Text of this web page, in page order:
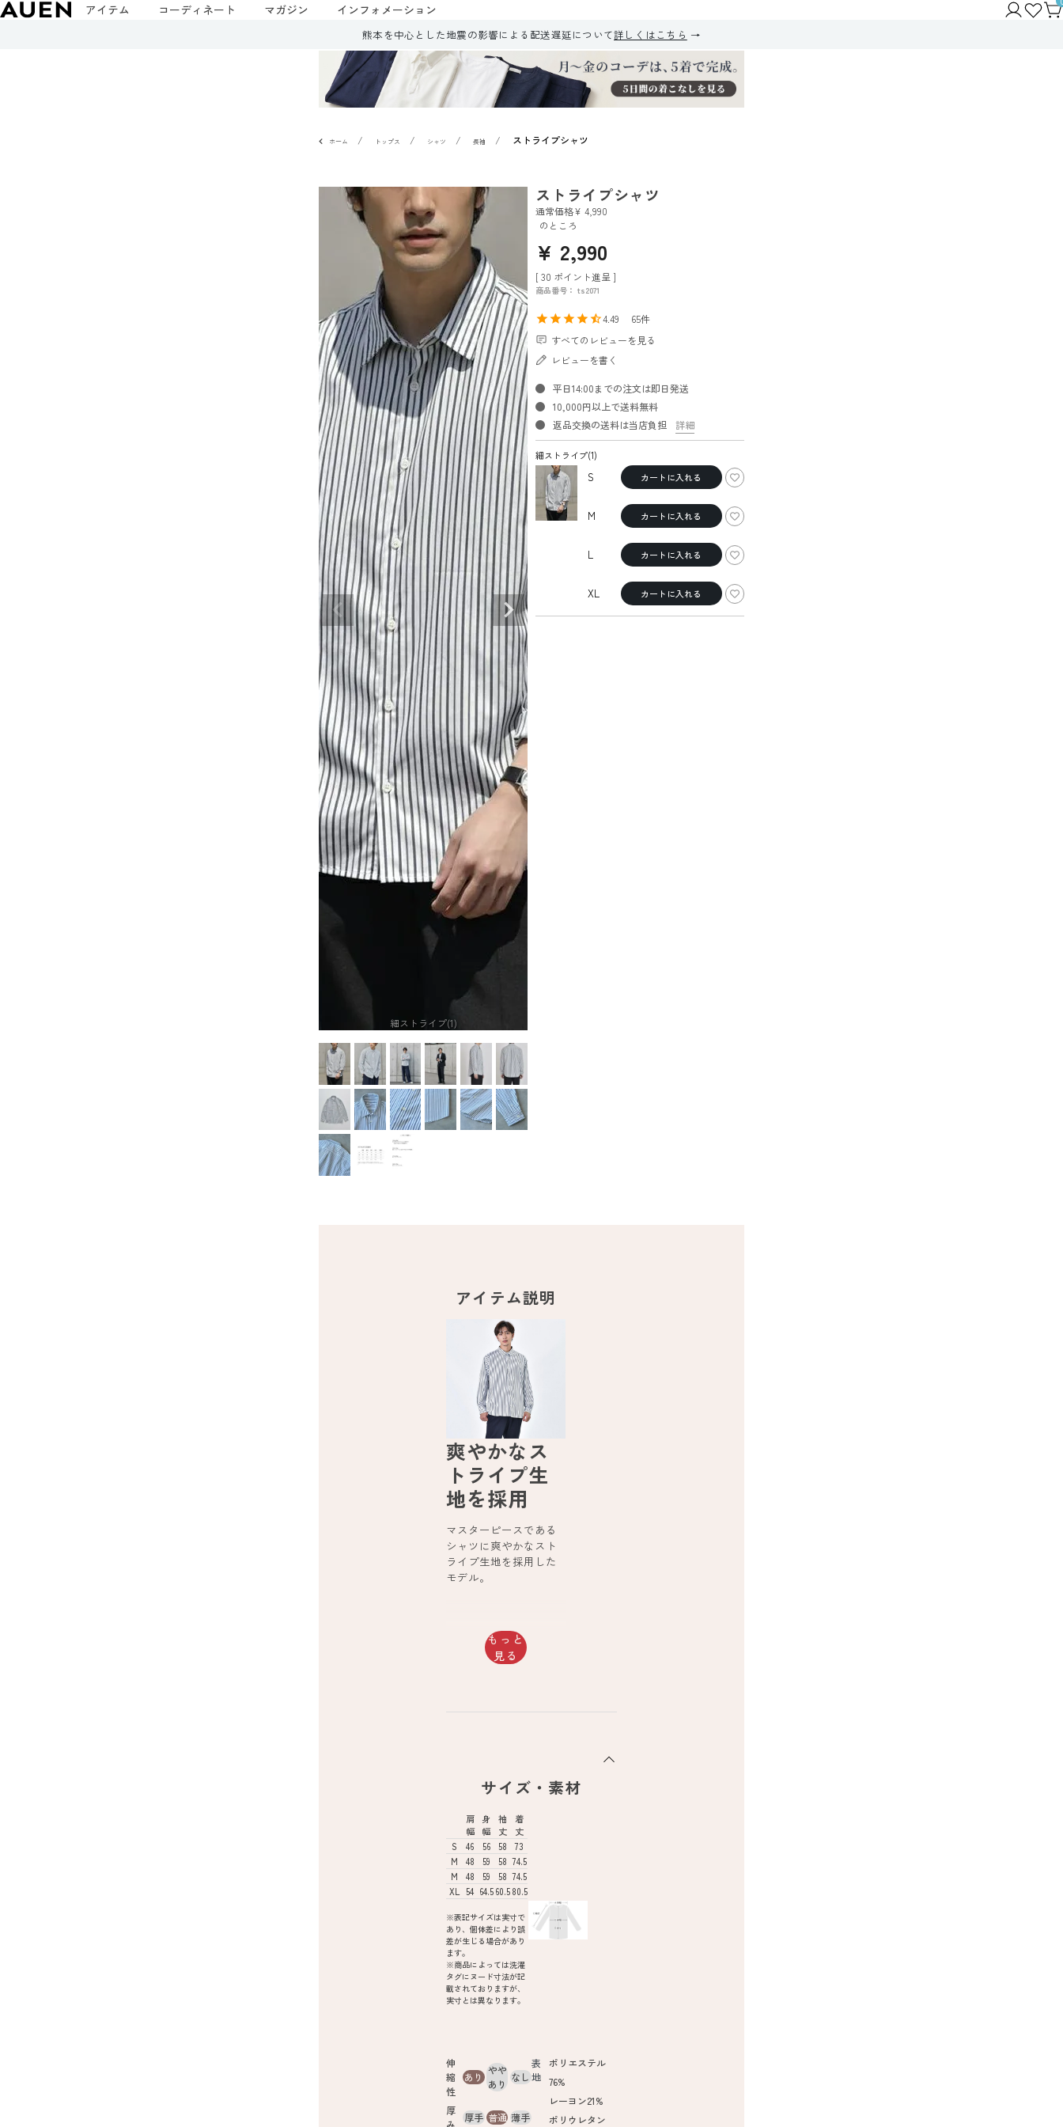
アイテム コーディネート マガジン インフォメーション
熊本を中心とした地震の影響による配送遅延について詳しくはこちら
ホーム トップス シャツ 長袖 ストライプシャツ
細ストライプ(1)
ストライプシャツ
通常価格¥ 4,990
のところ
¥ 2,990
[ 30 ポイント進呈 ]
商品番号 ts2071
4.49
65
すべてのレビューを見る
レビューを書く
平日14:00までの注文は即日発送
10,000円以上で送料無料
返品交換の送料は当店負担
詳細
細ストライプ(1)
S カートに入れる
M カートに入れる
L カートに入れる
XL カートに入れる
アイテム説明
爽やかなス
トライプ生
地を採用
マスターピースである
シャツに爽やかなスト
ライプ生地を採用した
モデル。
もっと
見る
サイズ・素材
肩
幅
身
幅
袖
丈
着
丈
S
46 56 58
73
M
48 59 58 74.5
M
48 59 58 74.5
XL
54 64.560.580.5
※表記サイズは実寸で
あり、個体差により誤
差が生じる場合があり
ます。
※商品によっては洗濯
タグにヌード寸法が記
載されておりますが、
実寸とは異なります。
伸
縮
性
あり
やや
あり
なし
厚
み
厚手 普通 薄手
表
地
ポリエステル
76%
レーヨン21%
ポリウレタン